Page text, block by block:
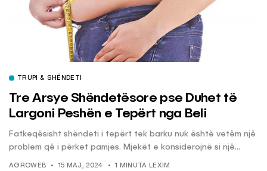
TRUPI & SHËNDETI
Tre Arsye Shëndetësore pse Duhet të
Largoni Peshën e Tepërt nga Beli
Fatkeqësisht shëndeti i tepërt tek barku nuk është vetëm një
problem që i përket pamjes. Mjekët e konsiderojnë si një...
AGROWEB 15 MAJ, 2024 1 MINUTA LEXIM